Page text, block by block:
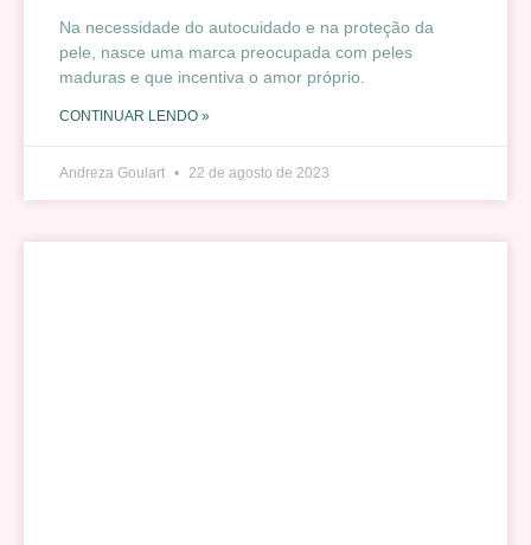
Na necessidade do autocuidado e na proteção da
pele, nasce uma marca preocupada com peles
maduras e que incentiva o amor próprio.
CONTINUAR LENDO »
Andreza Goulart 22 de agosto de 2023